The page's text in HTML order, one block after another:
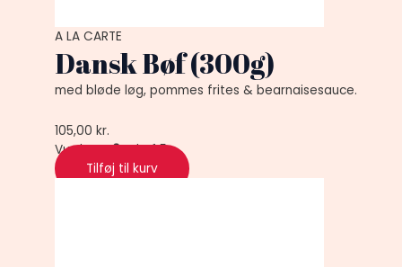
A LA CARTE
Dansk Bøf (300g)
med bløde løg, pommes frites & bearnaisesauce.
105,00kr.
Vurderet0ud af 5
Tilføj til kurv